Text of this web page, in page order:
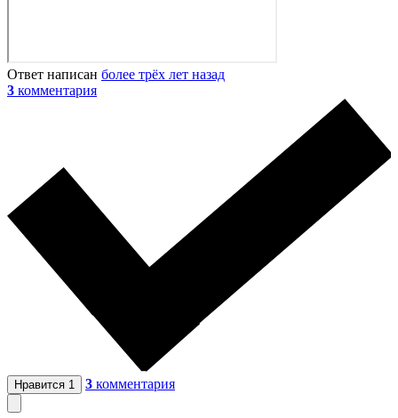
Ответ написан более трёх лет назад
3 комментария
Нравится 1 3 комментария